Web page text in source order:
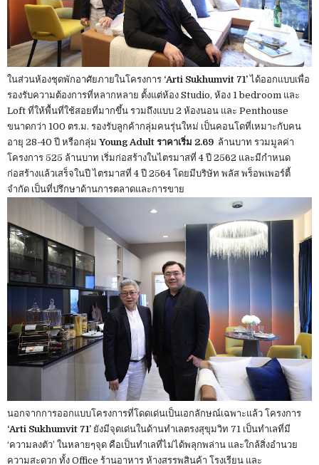
ในส่วนห้องชุดพักอาศัยภายในโครงการ ‘Arti Sukhumvit 71’ได้ออกแบบเพื่อ
รองรับความต้องการที่หลากหลาย ตั้งแต่ห้อง Studio, ห้อง 1 bedroom และ
Loft ที่ให้พื้นที่ใช้สอยที่มากขึ้น รวมถึงแบบ 2 ห้องนอน และ Penthouse
ขนาดกว่า 100 ตร.ม. รองรับลูกค้ากลุ่มคนรุ่นใหม่ เป็นคอนโดที่เหมาะกับคน
อายุ 28-40 ปี หรือกลุ่ม Young Adult ราคาเริ่ม 2.69 ล้านบาท รวมมูลค่า
โครงการ 525 ล้านบาท เริ่มก่อสร้างในไตรมาสที่ 4 ปี 2562 และมีกำหนด
ก่อสร้างแล้วเสร็จในปี ไตรมาสที่ 4 ปี 2564 โดยมีบริษัท พลัส พร็อพเพอร์ตี้
จำกัด เป็นที่ปรึกษาด้านการตลาดและการขาย
นอกจากการออกแบบโครงการที่โดดเด่นเป็นเอกลักษณ์เฉพาะแล้ว โครงการ
‘Arti Sukhumvit 71’ ยังมีจุดเด่นในด้านทำเลตรงสุขุมวิท 71 เป็นทำเลที่มี
‘ความลงตัว’ ในหลายๆจุด คือเป็นทำเลที่ไม่ได้พลุกพล่าน และใกล้สิ่งอำนวย
ความสะดวก ทั้ง Office ร้านอาหาร ห้างสรรพสินค้า โรงเรียน และ